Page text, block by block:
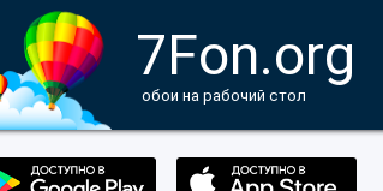
7Fon.org
обои на рабочий стол